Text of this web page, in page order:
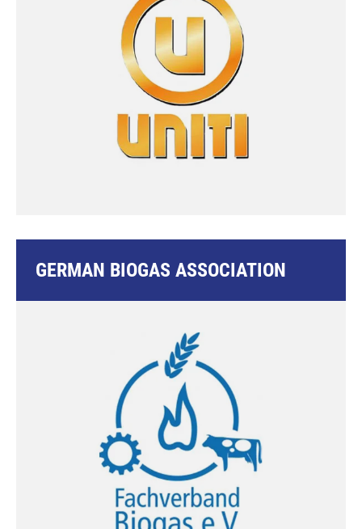
GERMAN BIOGAS ASSOCIATION